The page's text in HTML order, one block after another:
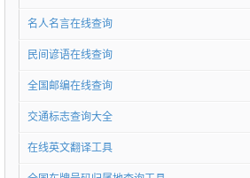
名人名言在线查询
民间谚语在线查询
全国邮编在线查询
交通标志查询大全
在线英文翻译工具